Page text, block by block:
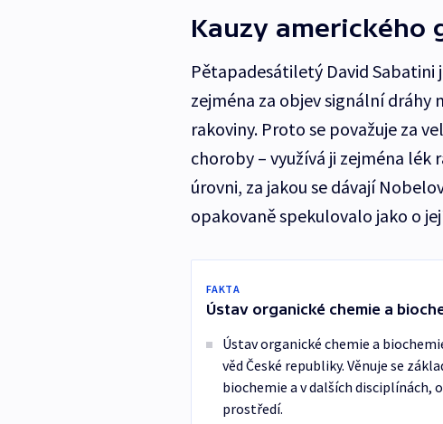
Kauzy amerického
Pětapadesátiletý David Sabatini
zejména za objev signální dráhy
rakoviny. Proto se považuje za
choroby – využívá ji zejména
úrovni, za jakou se dávají
opakovaně spekulovalo jako o
FAKTA
Ústav organické chemie a
Ústav organické chemie a
věd České republiky. Věnuje se
biochemie a v dalších disciplínách,
prostředí.